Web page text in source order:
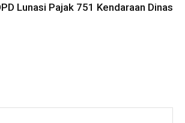
Lunasi Pajak 751 Kendaraan Dinas